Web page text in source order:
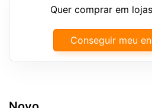
Quer comprar em
Conseguir meu